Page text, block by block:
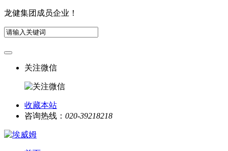
龙健集团成员企业！
关注微信
收藏本站
咨询热线： 020-39218218